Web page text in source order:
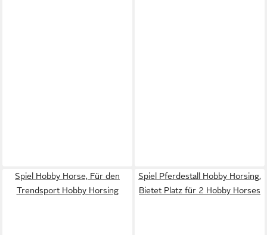
Spiel Hobby Horse, Für den
Trendsport Hobby Horsing
Spiel Pferdestall Hobby Horsing,
Bietet Platz für 2 Hobby Horses